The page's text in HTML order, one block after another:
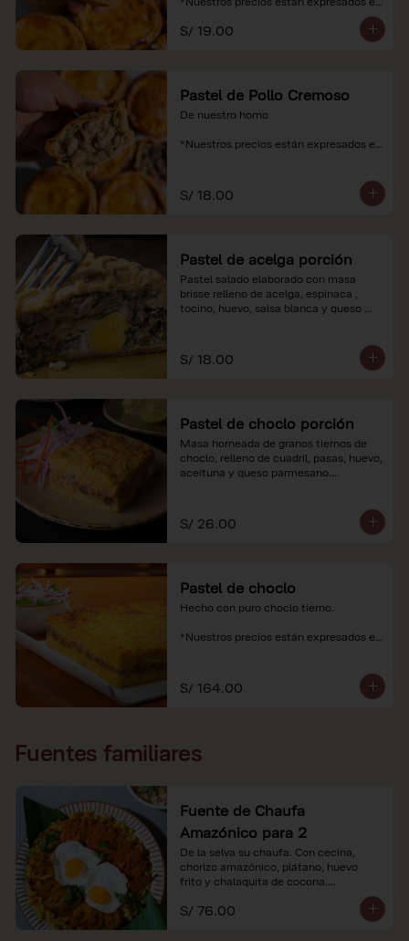
recargo al consumo.
S/ 19.00
Pastel de Pollo Cremoso
De nuestro horno
*Nuestros precios están expresados en
S/ 18.00
Pastel de acelga porción
Pastel salado elaborado con masa
brisse relleno de acelga, espinaca ,
tocino, huevo, salsa blanca y queso
*Nuestros precios están expresados en
soles e incluyen impuestos de ley y
S/ 18.00
Pastel de choclo porción
Masa horneada de granos tiernos de
choclo, relleno de cuadril, pasas, huevo,
aceituna y queso parmesano.
soles e incluyen impuestos de ley y
recargo al consumo.
S/ 26.00
Pastel de choclo
Hecho con puro choclo tierno.
*Nuestros precios están expresados en
S/ 164.00
Fuentes familiares
Fuente de Chaufa
Amazónico para 2
De la selva su chaufa. Con cecina,
chorizo amazónico, plátano, huevo
frito y chalaquita de cocona.
*Imágenes referenciales.
*Nuestros precios están expresados en
S/ 76.00